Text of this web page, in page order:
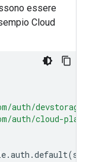
essere
Cloud
auth/
auth/cloud-
.auth .default(